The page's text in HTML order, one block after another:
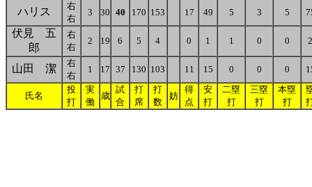
ハリス
右
右
3 30 40 170 153 17 49 5 3 5
伏見 五
郎
右
右
2 19 6 5 4 0 1 1 0 0 2
山田 潔
右
右
1 17 37 130 103 11 15 0 0 0
氏名
投
打
実
働
歳
試
合
打
席
打
数
妨
得
点
安
打
二塁
打
三塁
打
本塁
打